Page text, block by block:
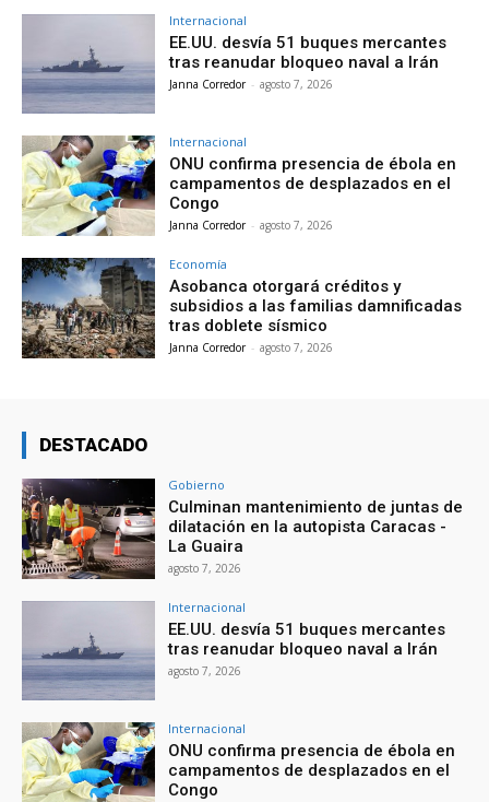
Internacional
EE.UU. desvía 51 buques mercantes
tras reanudar bloqueo naval a Irán
Janna Corredor - agosto 7, 2026
Internacional
ONU confirma presencia de ébola en
campamentos de desplazados en el
Congo
Janna Corredor - agosto 7, 2026
Economía
Asobanca otorgará créditos y
subsidios a las familias damnificadas
tras doblete sísmico
Janna Corredor - agosto 7, 2026
DESTACADO
Gobierno
Culminan mantenimiento de juntas de
dilatación en la autopista Caracas -
La Guaira
agosto 7, 2026
Internacional
EE.UU. desvía 51 buques mercantes
tras reanudar bloqueo naval a Irán
agosto 7, 2026
Internacional
ONU confirma presencia de ébola en
campamentos de desplazados en el
Congo